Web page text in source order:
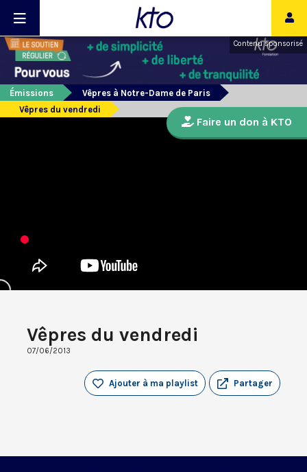
Contenu sponsorisé
Émissions
Vêpres à Notre-Dame de Paris
Vêpres du vendredi
Vêpres du vendredi
07/06/2013
Partager
Ajouter à ma playlist
Faire un don à KTO